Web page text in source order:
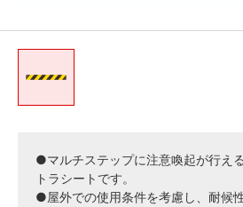
●マルチステップに注意喚起が行え
トラシートです。
●屋外での使用条件を考慮し、耐候